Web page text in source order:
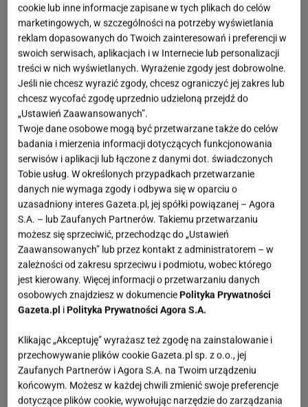
cookie lub inne informacje zapisane w tych plikach do celów
marketingowych, w szczególności na potrzeby wyświetlania
reklam dopasowanych do Twoich zainteresowań i preferencji w
swoich serwisach, aplikacjach i w Internecie lub personalizacji
treści w nich wyświetlanych. Wyrażenie zgody jest dobrowolne.
Jeśli nie chcesz wyrazić zgody, chcesz ograniczyć jej zakres lub
chcesz wycofać zgodę uprzednio udzieloną przejdź do
„Ustawień Zaawansowanych”.
Twoje dane osobowe mogą być przetwarzane także do celów
badania i mierzenia informacji dotyczących funkcjonowania
serwisów i aplikacji lub łączone z danymi dot. świadczonych
Tobie usług. W określonych przypadkach przetwarzanie
danych nie wymaga zgody i odbywa się w oparciu o
uzasadniony interes Gazeta.pl, jej spółki powiązanej – Agora
S.A. – lub Zaufanych Partnerów. Takiemu przetwarzaniu
możesz się sprzeciwić, przechodząc do „Ustawień
Zaawansowanych” lub przez kontakt z administratorem – w
zależności od zakresu sprzeciwu i podmiotu, wobec którego
jest kierowany. Więcej informacji o przetwarzaniu danych
osobowych znajdziesz w dokumencie Polityka Prywatności
Gazeta.pl i Polityka Prywatności Agora S.A.
Klikając „Akceptuję” wyrażasz też zgodę na zainstalowanie i
przechowywanie plików cookie Gazeta.pl sp. z o.o., jej
Zaufanych Partnerów i Agora S.A. na Twoim urządzeniu
końcowym. Możesz w każdej chwili zmienić swoje preferencje
dotyczące plików cookie, wywołując narzędzie do zarządzania